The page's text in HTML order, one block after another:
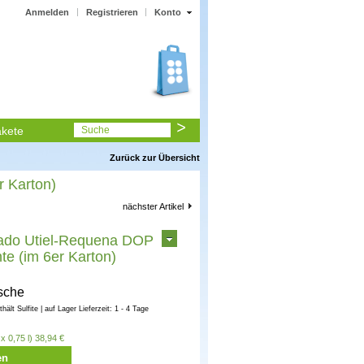
Konto
Anmelden Registrieren
Suche
Zurück zur Übersicht
Karton)
nächster Artikel
Utiel-Requena DOP
(im 6er Karton)
Sulfite | auf Lager Lieferzeit: 1 - 4 Tage
0,75 l) 38,94 €